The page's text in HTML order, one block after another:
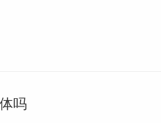
吗